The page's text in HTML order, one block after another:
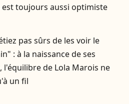
toujours aussi optimiste
pas sûrs de les voir le
: à la naissance de ses
l'équilibre de Lola Marois ne
un fil